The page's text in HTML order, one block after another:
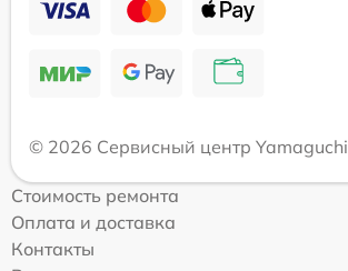
© 2026 Сервисный центр Yamaguchi
Стоимость ремонта
Оплата и доставка
Контакты